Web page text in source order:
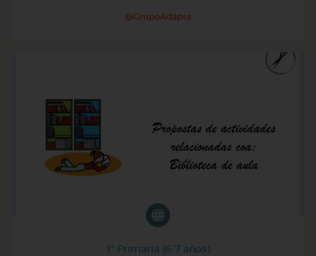
@GrupoAdapta
1º Primaria (6-7 años)